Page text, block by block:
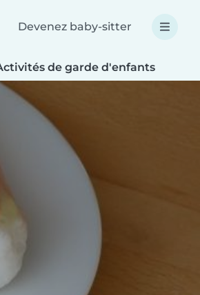
Devenez baby-sitter
de garde d'enfants